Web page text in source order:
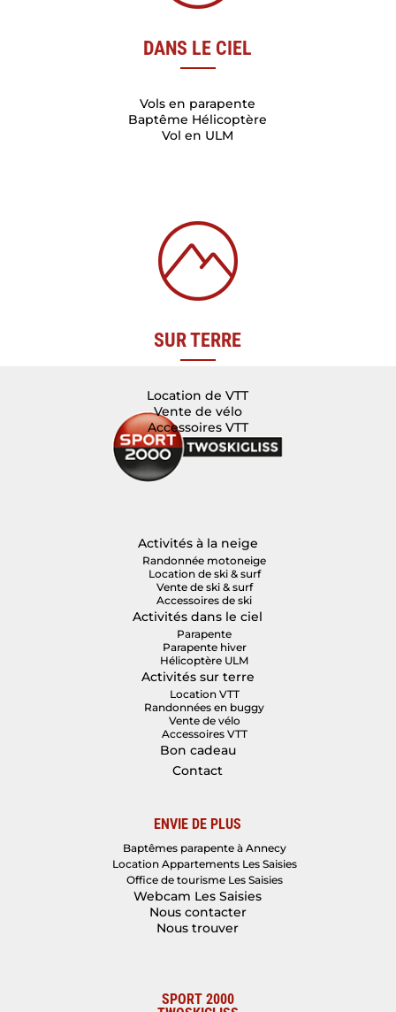
DANS LE CIEL
Vols en parapente
Baptême Hélicoptère
Vol en ULM
SUR TERRE
Location de VTT
Vente de vélo
Accessoires VTT
Activités à la neige
Randonnée motoneige
Location de ski & surf
Vente de ski & surf
Accessoires de ski
Activités dans le ciel
Parapente
Parapente hiver
Hélicoptère ULM
Activités sur terre
Location VTT
Randonnées en buggy
Vente de vélo
Accessoires VTT
Bon cadeau
Contact
ENVIE DE PLUS
Baptêmes parapente à Annecy
Location Appartements Les Saisies
Office de tourisme Les Saisies
Webcam Les Saisies
Nous contacter
Nous trouver
SPORT 2000